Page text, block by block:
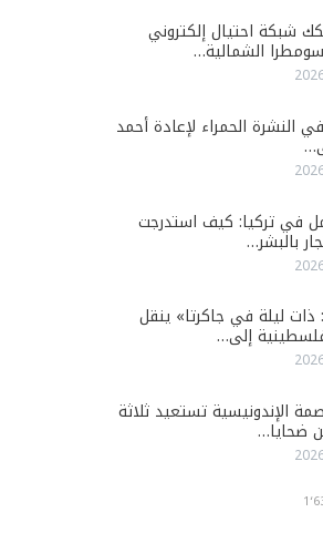
شبكة احتيال إلكتروني
الشمالية…
النشرة الحمراء لإعادة أحمد
في تركيا: كيف استدرجت
بالبشر…
ليلة في جاكرتا» ينقل
إلى…
الإندونيسية تستعيد ثلاثة
ضحايا…